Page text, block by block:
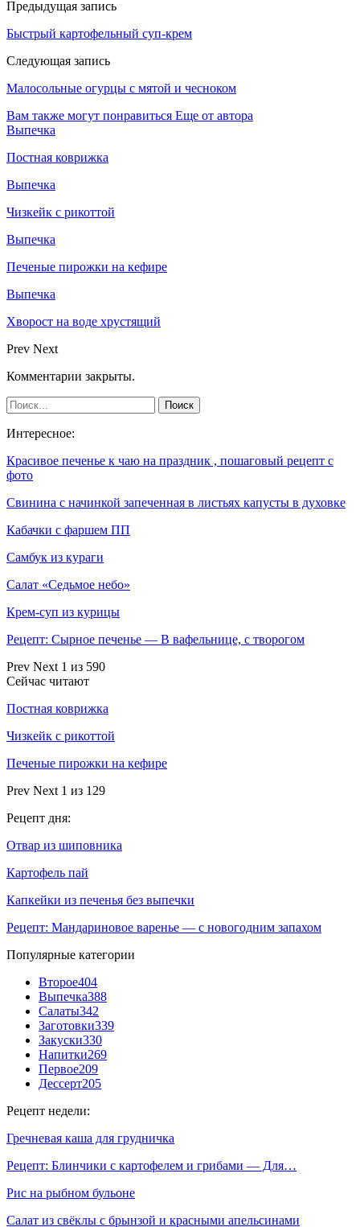
Предыдущая запись
Быстрый картофельный суп-крем
Следующая запись
Малосольные огурцы с мятой и чесноком
Вам также могут понравиться Еще от автора
Выпечка
Постная коврижка
Выпечка
Чизкейк с рикоттой
Выпечка
Печеные пирожки на кефире
Выпечка
Хворост на воде хрустящий
Prev Next
Комментарии закрыты.
Интересное:
Красивое печенье к чаю на праздник , пошаговый рецепт с
фото
Свинина с начинкой запеченная в листьях капусты в духовке
Кабачки с фаршем ПП
Самбук из кураги
Салат «Седьмое небо»
Крем-суп из курицы
Рецепт: Сырное печенье — В вафельнице, с творогом
Prev Next 1 из 590
Сейчас читают
Постная коврижка
Чизкейк с рикоттой
Печеные пирожки на кефире
Prev Next 1 из 129
Рецепт дня:
Отвар из шиповника
Картофель пай
Капкейки из печенья без выпечки
Рецепт: Мандариновое варенье — с новогодним запахом
Популярные категории
Второе404
Выпечка388
Салаты342
Заготовки339
Закуски330
Напитки269
Первое209
Дессерт205
Рецепт недели:
Гречневая каша для грудничка
Рецепт: Блинчики с картофелем и грибами — Для…
Рис на рыбном бульоне
Салат из свёклы с брынзой и красными апельсинами